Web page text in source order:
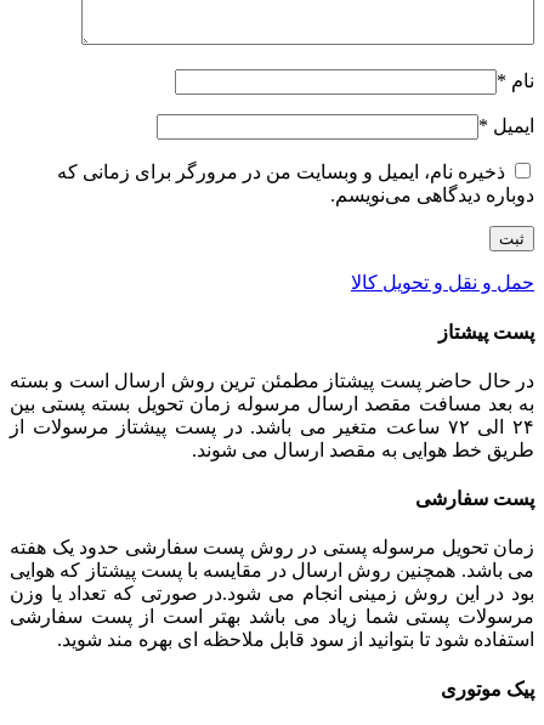
نام *
ایمیل *
ذخیره نام، ایمیل و وبسایت من در مرورگر برای زمانی که
دوباره دیدگاهی می‌نویسم.
حمل و نقل و تحویل کالا
پست پیشتاز
در حال حاضر پست پیشتاز مطمئن ترین روش ارسال است و بسته
به بعد مسافت مقصد ارسال مرسوله زمان تحویل بسته پستی بین
۲۴ الی ۷۲ ساعت متغیر می باشد. در پست پیشتاز مرسولات از
طریق خط هوایی به مقصد ارسال می شوند.
پست سفارشی
زمان تحویل مرسوله پستی در روش پست سفارشی حدود یک هفته
می باشد. همچنین روش ارسال در مقایسه با پست پیشتاز که هوایی
بود در این روش زمینی انجام می شود.در صورتی که تعداد یا وزن
مرسولات پستی شما زیاد می باشد بهتر است از پست سفارشی
استفاده شود تا بتوانید از سود قابل ملاحظه ای بهره مند شوید.
پیک موتوری